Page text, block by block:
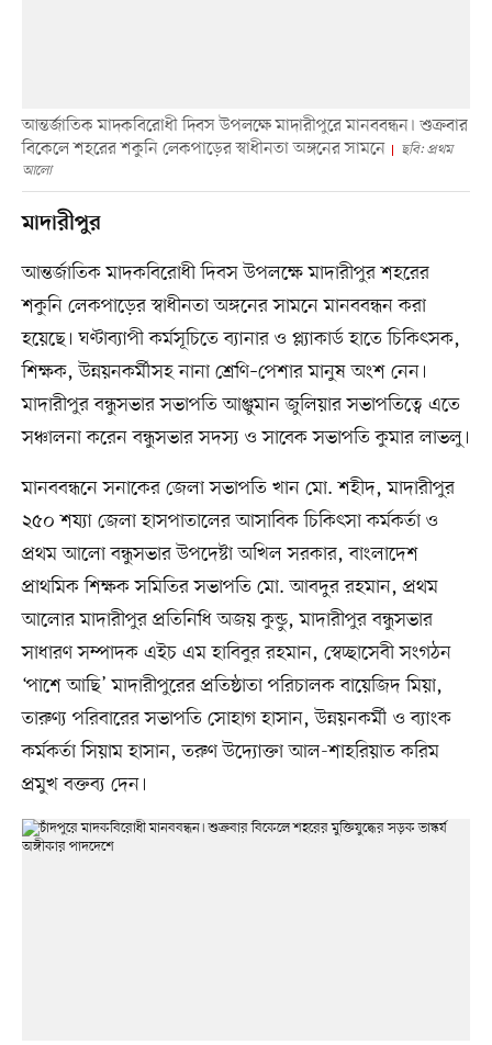
আন্তর্জাতিক মাদকবিরোধী দিবস উপলক্ষে মাদারীপুরে মানববন্ধন। শুক্রবার
বিকেলে শহরের শকুনি লেকপাড়ের স্বাধীনতা অঙ্গনের সামনে
ছবি: প্রথম
আলো
মাদারীপুর
আন্তর্জাতিক মাদকবিরোধী দিবস উপলক্ষে মাদারীপুর শহরের
শকুনি লেকপাড়ের স্বাধীনতা অঙ্গনের সামনে মানববন্ধন করা
হয়েছে। ঘণ্টাব্যাপী কর্মসূচিতে ব্যানার ও প্ল্যাকার্ড হাতে চিকিৎসক,
শিক্ষক, উন্নয়নকর্মীসহ নানা শ্রেণি–পেশার মানুষ অংশ নেন।
মাদারীপুর বন্ধুসভার সভাপতি আঞ্জুমান জুলিয়ার সভাপতিত্বে এতে
সঞ্চালনা করেন বন্ধুসভার সদস্য ও সাবেক সভাপতি কুমার লাভলু।
মানববন্ধনে সনাকের জেলা সভাপতি খান মো. শহীদ, মাদারীপুর
২৫০ শয্যা জেলা হাসপাতালের আসাবিক চিকিৎসা কর্মকর্তা ও
প্রথম আলো বন্ধুসভার উপদেষ্টা অখিল সরকার, বাংলাদেশ
প্রাথমিক শিক্ষক সমিতির সভাপতি মো. আবদুর রহমান, প্রথম
আলোর মাদারীপুর প্রতিনিধি অজয় কুন্ডু, মাদারীপুর বন্ধুসভার
সাধারণ সম্পাদক এইচ এম হাবিবুর রহমান, স্বেচ্ছাসেবী সংগঠন
‘পাশে আছি’ মাদারীপুরের প্রতিষ্ঠাতা পরিচালক বায়েজিদ মিয়া,
তারুণ্য পরিবারের সভাপতি সোহাগ হাসান, উন্নয়নকর্মী ও ব্যাংক
কর্মকর্তা সিয়াম হাসান, তরুণ উদ্যোক্তা আল-শাহরিয়াত করিম
প্রমুখ বক্তব্য দেন।